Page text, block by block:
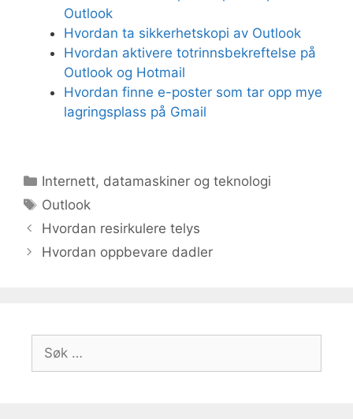
Outlook
Hvordan ta sikkerhetskopi av Outlook
Hvordan aktivere totrinnsbekreftelse på
Outlook og Hotmail
Hvordan finne e-poster som tar opp mye
lagringsplass på Gmail
Kategorier
Internett, datamaskiner og teknologi
Stikkord
Outlook
Hvordan resirkulere telys
Hvordan oppbevare dadler
etter: